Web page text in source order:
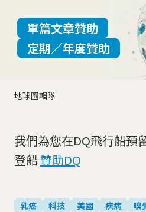
地球圖輯隊
單篇文章贊助
定期／年度贊助
我們為您在DQ飛行船預
登船贊助DQ
乳癌 科技 美國 疾病 嗅